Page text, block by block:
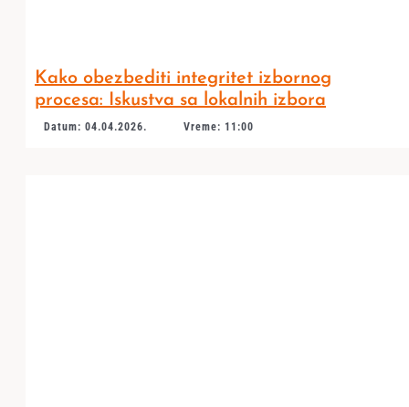
Kako obezbediti integritet izbornog
procesa: Iskustva sa lokalnih izbora
Datum: 04.04.2026. Vreme: 11:00